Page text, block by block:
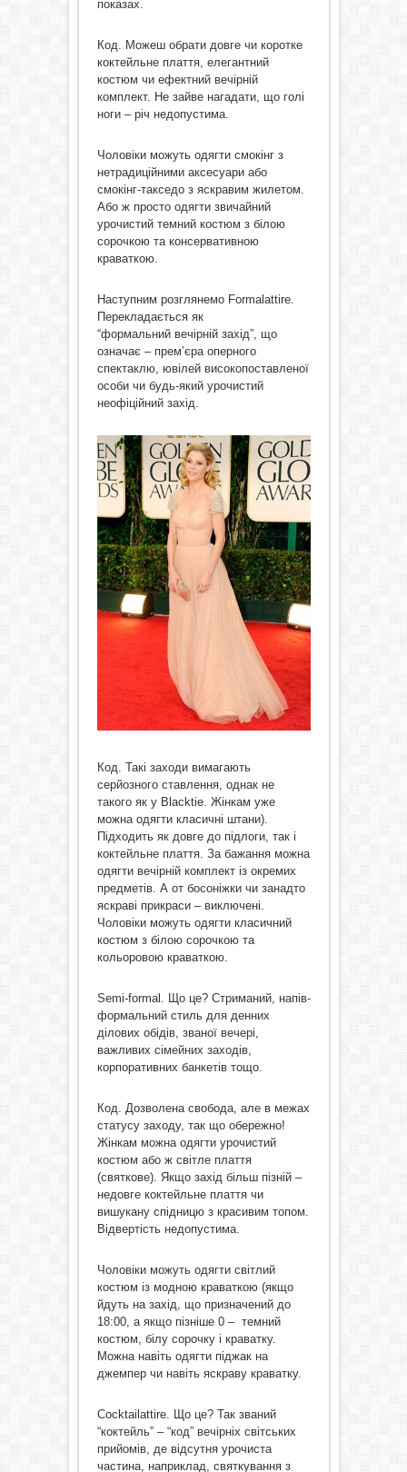
показах.
Код. Можеш обрати довге чи коротке
коктейльне плаття, елегантний
костюм чи ефектний вечірній
комплект. Не зайве нагадати, що голі
ноги – річ недопустима.
Чоловіки можуть одягти смокінг з
нетрадиційними аксесуари або
смокінг-такседо з яскравим жилетом.
Або ж просто одягти звичайний
урочистий темний костюм з білою
сорочкою та консервативною
краваткою.
Наступним розглянемо Formalattire.
Перекладається як
“формальний вечірній захід”, що
означає – прем’єра оперного
спектаклю, ювілей високопоставленої
особи чи будь-який урочистий
неофіційний захід.
Код. Такі заходи вимагають
серйозного ставлення, однак не
такого як у Blacktie. Жінкам уже
можна одягти класичні штани).
Підходить як довге до підлоги, так і
коктейльне плаття. За бажання можна
одягти вечірній комплект із окремих
предметів. А от босоніжки чи занадто
яскраві прикраси – виключені.
Чоловіки можуть одягти класичний
костюм з білою сорочкою та
кольоровою краваткою.
Semi-formal. Що це? Стриманий, напів-
формальний стиль для денних
ділових обідів, званої вечері,
важливих сімейних заходів,
корпоративних банкетів тощо.
Код. Дозволена свобода, але в межах
статусу заходу, так що обережно!
Жінкам можна одягти урочистий
костюм або ж світле плаття
(святкове). Якщо захід більш пізній –
недовге коктейльне плаття чи
вишукану спідницю з красивим топом.
Відвертість недопустима.
Чоловіки можуть одягти світлий
костюм із модною краваткою (якщо
йдуть на захід, що призначений до
18:00, а якщо пізніше 0 – темний
костюм, білу сорочку і краватку.
Можна навіть одягти піджак на
джемпер чи навіть яскраву краватку.
Cocktailattire. Що це? Так званий
“коктейль” – “код” вечірніх світських
прийомів, де відсутня урочиста
частина, наприклад, святкування з